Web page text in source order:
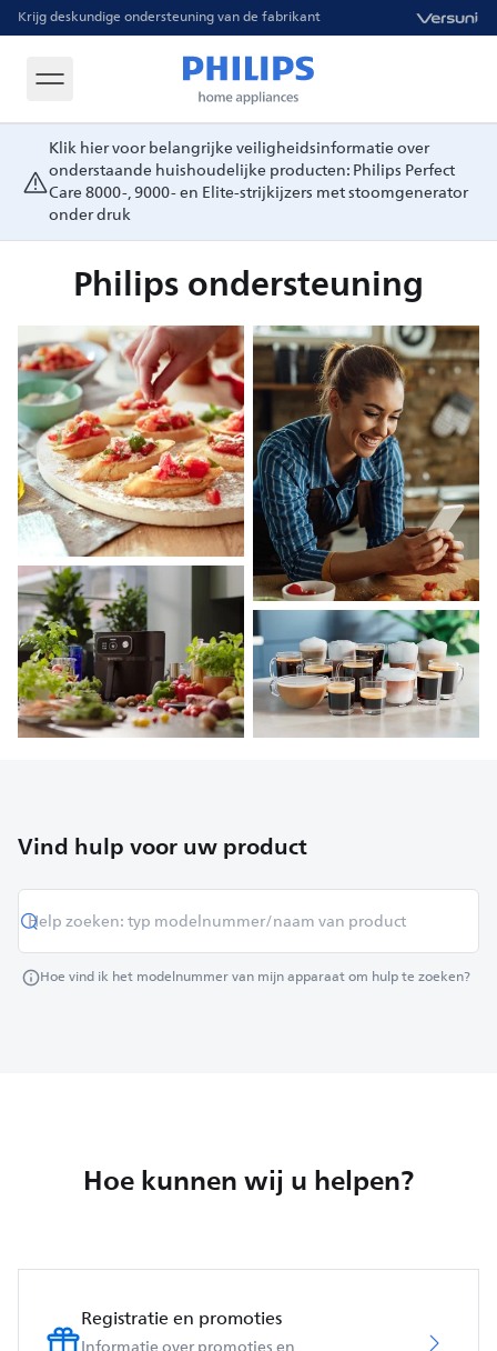
Krijg deskundige ondersteuning van de fabrikant
Klik hier voor belangrijke veiligheidsinformatie over
onderstaande huishoudelijke producten: Philips Perfect
Care 8000-, 9000- en Elite-strijkijzers met stoomgenerator
onder druk
Philips ondersteuning
Vind hulp voor uw product
Hoe vind ik het modelnummer van mijn apparaat om hulp te zoeken?
Hoe kunnen wij u helpen?
Registratie en promoties